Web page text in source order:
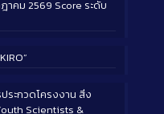
าคม 2569 Score ระดับ
ระกวดโครงงาน สิ่ง
Scientists &